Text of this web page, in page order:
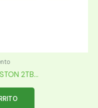
2TB...